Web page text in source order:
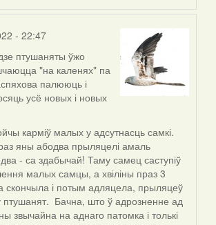
- 22:47
птушаняты ўжо
"на каленях" па
палююць і
усё новых і новых
карміў малых у адсутнасць самкі.
яны абодва прыляцелі амаль
- са здабычай! Таму самец саступіў
малых самцы, а хвіліны праз 3
скончыла і потым адляцела, прыляцеў
птушанят. Бачна, што ў адрозненне ад
звычайна на аднаго патомка і толькі